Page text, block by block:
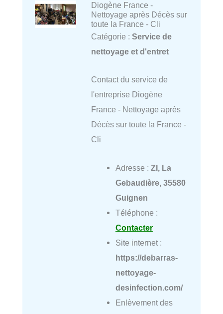
Diogène France -
Nettoyage après Décès sur
toute la France - Cli
Catégorie : Service de
nettoyage et d'entret
Contact du service de
l'entreprise Diogène
France - Nettoyage après
Décès sur toute la France -
Cli
Adresse : ZI, La
Gebaudière, 35580
Guignen
Téléphone :
Contacter
Site internet :
https://debarras-
nettoyage-
desinfection.com/
Enlèvement des